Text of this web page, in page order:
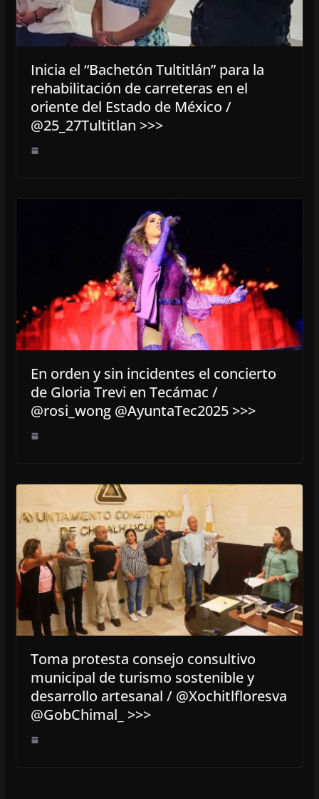
Inicia el “Bachetón Tultitlán” para la
rehabilitación de carreteras en el
oriente del Estado de México /
@25_27Tultitlan >>>
En orden y sin incidentes el concierto
de Gloria Trevi en Tecámac /
@rosi_wong @AyuntaTec2025 >>>
Toma protesta consejo consultivo
municipal de turismo sostenible y
desarrollo artesanal / @Xochitlfloresva
@GobChimal_ >>>